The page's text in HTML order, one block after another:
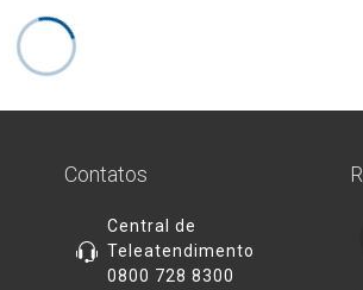
Contatos
Central de
Teleatendimento
0800 728 8300